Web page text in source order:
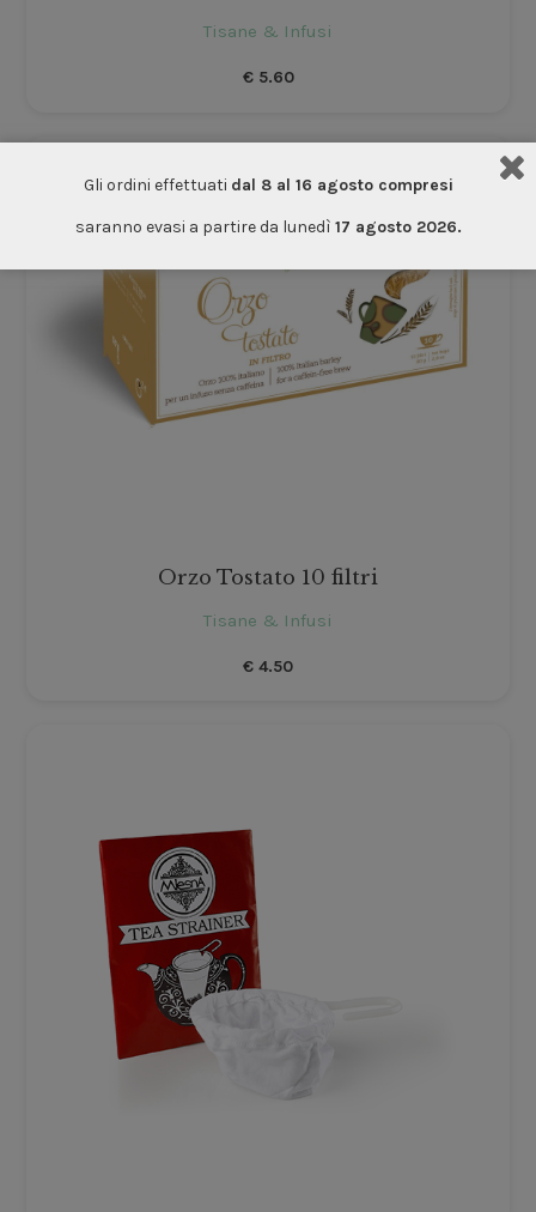
Tisane & Infusi
€5.60
Orzo Tostato 10 filtri
Tisane & Infusi
€ 4.50
Gli ordini effettuati dal 8 al 16 agosto compresi
saranno evasi a partire da lunedì 17 agosto 2026.